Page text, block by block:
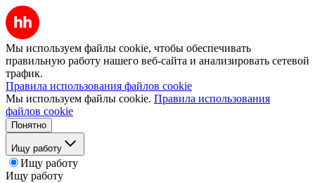
Мы используем файлы cookie, чтобы обеспечивать
правильную работу нашего веб-сайта и анализировать сетевой
трафик.
Правила использования файлов cookie
Мы используем файлы cookie. Правила использования
файлов cookie
Понятно
Ищу работу
Ищу работу
Ищу работу